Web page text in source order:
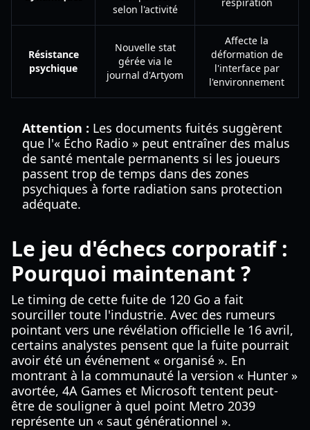
selon l'activité
Résistance
psychique
Nouvelle stat
gérée via le
journal d'Artyom
Affecte la
déformation de
l'interface par
l'environnement
Attention : Les documents fuités suggèrent
que l'« Écho Radio » peut entraîner des malus
de santé mentale permanents si les joueurs
passent trop de temps dans des zones
psychiques à forte radiation sans protection
adéquate.
Le jeu d'échecs corporatif :
Pourquoi maintenant ?
Le timing de cette fuite de 120 Go a fait
sourciller toute l'industrie. Avec des rumeurs
pointant vers une révélation officielle le 16 avril,
certains analystes pensent que la fuite pourrait
avoir été un événement « organisé ». En
montrant à la communauté la version « Hunter »
avortée, 4A Games et Microsoft tentent peut-
être de souligner à quel point Metro 2039
représente un « saut générationnel ».